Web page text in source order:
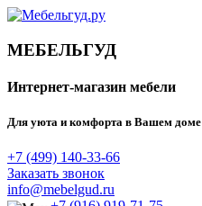
МЕБЕЛЬГУД
Интернет-магазин мебели
Для уюта и комфорта в Вашем доме
+7 (499) 140-33-66
Заказать звонок
info@mebelgud.ru